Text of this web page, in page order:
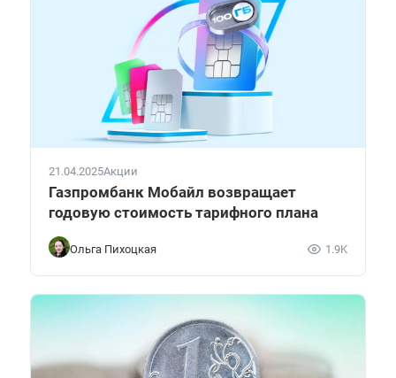
21.04.2025Акции
Газпромбанк Мобайл возвращает
годовую стоимость тарифного плана
Ольга Пихоцкая 1.9K